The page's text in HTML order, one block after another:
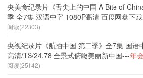
央美食纪录片《舌尖上的中国 A Bite of
季 全7集 汉语中字 1080P高清 百度网盘下载
阅读(22303)
央视纪录片《航拍中国 第二季》全7集 国语
高清/TS/24.78 全景式俯瞰美丽新中国---年
阅读(25142)